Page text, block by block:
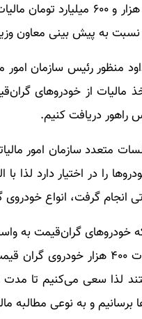
شده در کشور، ۵ هزار و
به پیش بینی معاون
منظور رئیس سازمان امور
مالیات از خودرو‌های
راهور دریافت کنیم.
متعدد سازمان امور
را در اختیار دارد
انجام گرفت، انواع
خودرو‌های گران‌قیمت به
حال حاضر اطلاعات ۴۰۰
لذا سعی می‌کنیم تا مدت
برسانیم و به نوعی مطالبه